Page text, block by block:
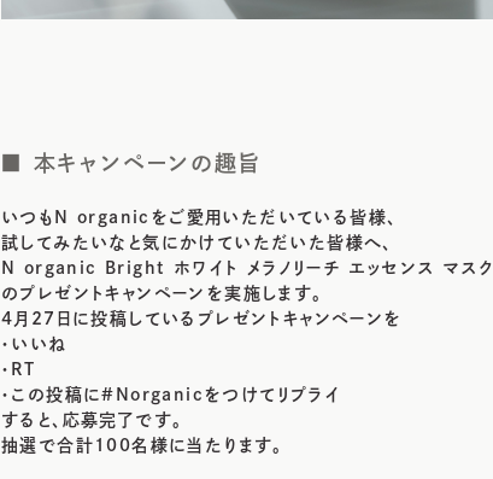
■ 本キャンペーンの趣旨
いつもN organicをご愛用いただいている皆様、
試してみたいなと気にかけていただいた皆様へ、
N organic Bright ホワイト メラノリーチ エッセンス マスク
のプレゼントキャンペーンを実施します。
4月27日に投稿しているプレゼントキャンペーンを
・いいね
・RT
・この投稿に#Norganicをつけてリプライ
すると、応募完了です。
抽選で合計100名様に当たります。